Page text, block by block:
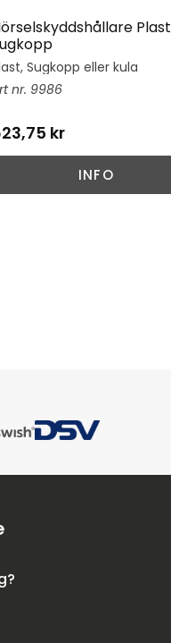
Plast
Sugkopp eller kula
9986
kr
INFO